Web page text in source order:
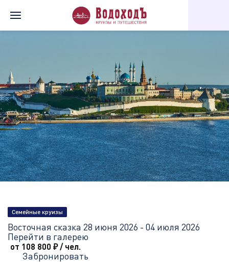
Семейные круизы
Восточная сказка 28 июня 2026 - 04 июля 2026
Перейти в галерею
от 108 800 ₽/ чел.
Забронировать